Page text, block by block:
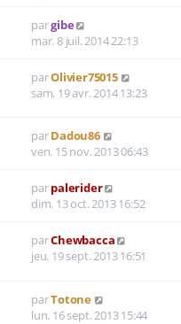
pargibe
mar. 8 juil. 2014 22:13
parOlivier75015
sam. 19 avr. 2014 13:23
parDadou86
ven. 15 nov. 2013 06:43
parpalerider
dim. 13 oct. 2013 16:52
parChewbacca
jeu. 19 sept. 2013 16:51
parTotone
lun. 16 sept. 2013 15:44